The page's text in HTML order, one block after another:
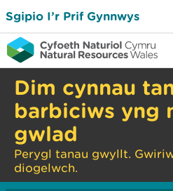
Sgipio I’r Prif Gynnwys
Dim cynnau
barbiciws yng
gwlad
Perygl tanau gwyllt.
diogelwch.